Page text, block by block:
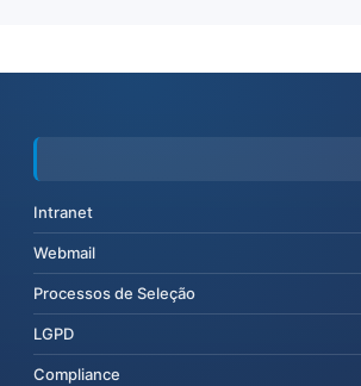
Intranet
Webmail
Processos de Seleção
LGPD
Compliance